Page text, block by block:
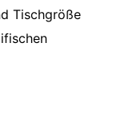
Tischgröße